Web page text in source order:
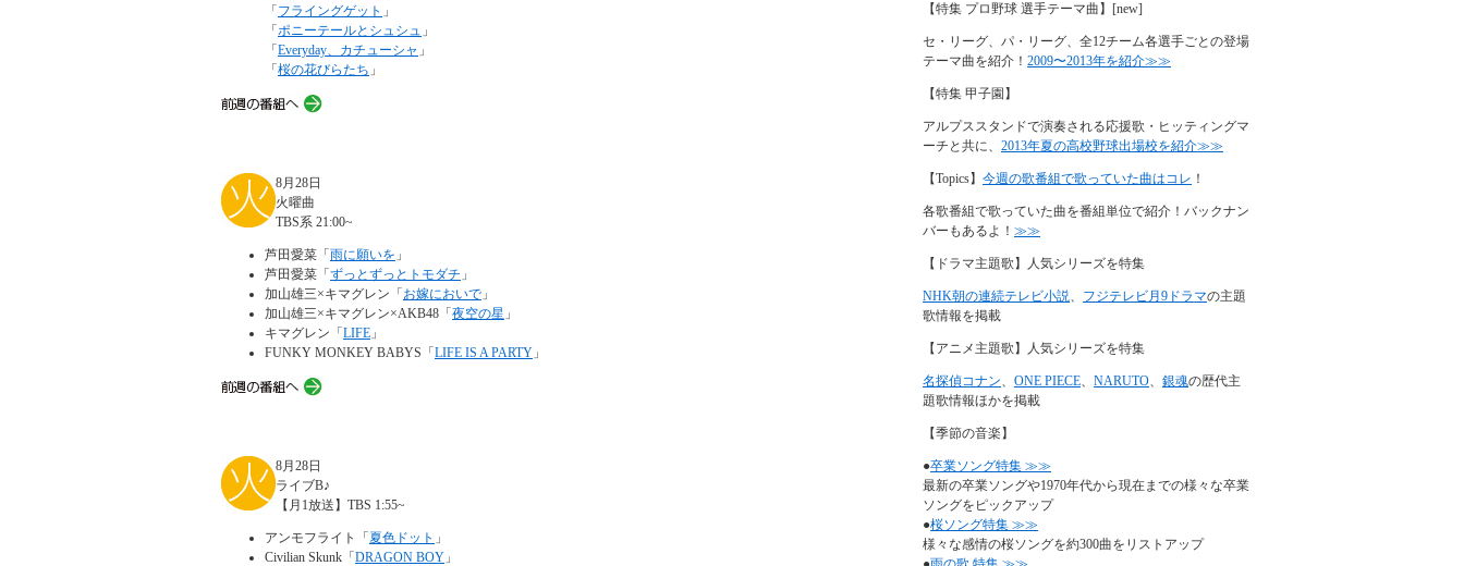
「 フライングゲット 」
「 ポニーテールとシュシュ 」
「 Everyday、カチューシャ 」
「 桜の花びらたち 」
8月28日
火曜曲
TBS系 21:00~
芦田愛菜「 雨に願いを 」
芦田愛菜「 ずっとずっとトモダチ 」
加山雄三×キマグレン「 お嫁においで 」
加山雄三×キマグレン×AKB48「 夜空の星 」
キマグレン「 LIFE 」
FUNKY MONKEY BABYS「 LIFE IS A PARTY 」
8月28日
ライブB♪
【月1放送】TBS 1:55~
アンモフライト「 夏色ドット 」
Civilian Skunk「 DRAGON BOY 」
【特集 プロ野球 選手テーマ曲】 [new]
セ・リーグ、パ・リーグ、全12チーム各選手ごとの登場
テーマ曲を紹介！ 2009〜2013年を紹介≫≫
【特集 甲子園】
アルプススタンドで演奏される応援歌・ヒッティングマ
ーチと共に、 2013年夏の高校野球出場校を紹介≫≫
【Topics】 今週の歌番組で歌っていた曲はコレ ！
各歌番組で歌っていた曲を番組単位で紹介！バックナン
バーもあるよ！ ≫≫
【ドラマ主題歌】人気シリーズを特集
NHK朝の連続テレビ小説、 フジテレビ月9ドラマの主題
歌情報を掲載
【アニメ主題歌】人気シリーズを特集
名探偵コナン、 ONE PIECE、 NARUTO、 銀魂の歴代主
題歌情報ほかを掲載
【季節の音楽】
●卒業ソング特集 ≫≫
最新の卒業ソングや1970年代から現在までの様々な卒業
ソングをピックアップ
●桜ソング特集 ≫≫
様々な感情の桜ソングを約300曲をリストアップ